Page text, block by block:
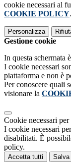
cookie necessari al
COOKIE POLICY.
Personalizza
Gestione cookie
In questa schermata
I cookie necessari
piattaforma e non è
Per conoscere quali
visionare la
Cookie necessari
I cookie necessari
disabilitati. È
policy.
Accetta tutti Salva